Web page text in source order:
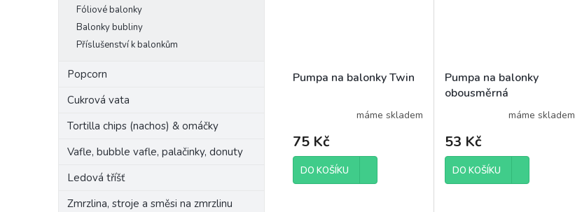
Fóliové balonky
Balonky bubliny
Příslušenství k balonkům
Popcorn
Cukrová vata
Tortilla chips (nachos) & omáčky
Vafle, bubble vafle, palačinky, donuty
Ledová tříšť
Zmrzlina, stroje a směsi na zmrzlinu
Pumpa na balonky Twin
máme skladem
75 Kč
DO KOŠÍKU
Pumpa na balonky
obousměrná
máme skladem
53 Kč
DO KOŠÍKU